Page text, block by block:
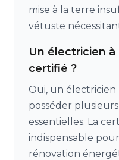
mise à la terre
vétuste
Un électricien
certifié ?
Oui, un électricien
posséder
essentielles. La
indispensable
rénovation